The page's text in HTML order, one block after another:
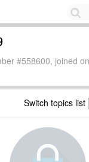
#558600, joined
Switch topics list